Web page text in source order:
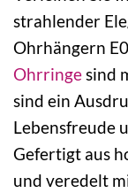
strahlender
Ohrhängern
Ohrringesind
sind ein
Lebensfreude
Gefertigt aus
und veredelt